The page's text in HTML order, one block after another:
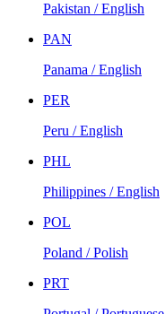
Pakistan / English
PAN
Panama / English
PER
Peru / English
PHL
Philippines / English
POL
Poland / Polish
PRT